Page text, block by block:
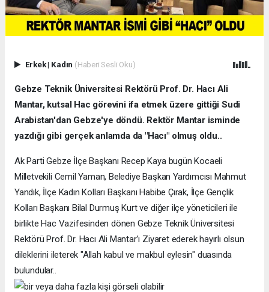
Erkek| Kadın (Haberi Sesli Oku)
Gebze Teknik Üniversitesi Rektörü Prof. Dr. Hacı Ali
Mantar, kutsal Hac görevini ifa etmek üzere gittiği Sudi
Arabistan'dan Gebze'ye döndü. Rektör Mantar isminde
yazdığı gibi gerçek anlamda da "Hacı" olmuş oldu..
Ak Parti Gebze İlçe Başkanı Recep Kaya bugün Kocaeli
Milletvekili Cemil Yaman, Belediye Başkan Yardımcısı Mahmut
Yandık, İlçe Kadın Kolları Başkanı Habibe Çırak, İlçe Gençlik
Kolları Başkanı Bilal Durmuş Kurt ve diğer ilçe yöneticileri ile
birlikte Hac Vazifesinden dönen Gebze Teknik Üniversitesi
Rektörü Prof. Dr. Hacı Ali Mantar’ı Ziyaret ederek hayırlı olsun
dileklerini ileterek "Allah kabul ve makbul eylesin" duasında
bulundular..